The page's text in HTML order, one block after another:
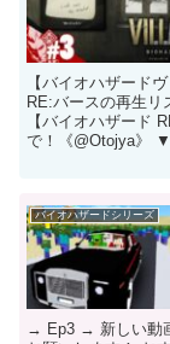
【バイオハザード
RE:バースの再生リ
【バイオハザード
で！《@Otojya》
バイオハザードシリーズ
→ Ep3 → 新しい動